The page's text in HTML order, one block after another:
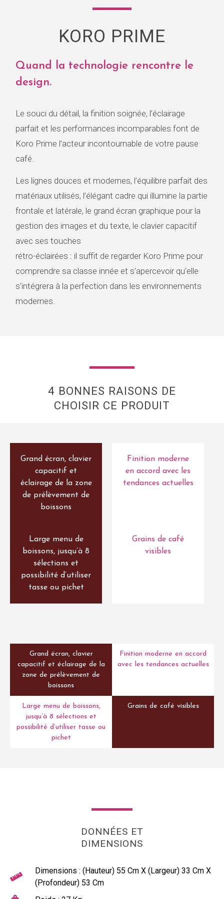
KORO PRIME
Quand la technologie rencontre le
design.
Le souci du détail, la finition soignée, l’éclairage
parfait et les performances incomparables font de
Koro Prime l’acteur incontournable de votre pause
café.
Les lignes douces et modernes, l’équilibre parfait des
matériaux utilisés, l’élégant cadre qui illumine la partie
frontale et latérale, le grand écran graphique pour la
gestion des images et du texte, le clavier capacitif
avec ses touches
rétro-éclairées : il suffit de regarder Koro Prime pour
comprendre sa classe innée et s’apercevoir qu’elle
s’intégrera à la perfection dans les environnements
modernes.
4 BONNES RAISONS DE
CHOISIR CE PRODUIT
Grand écran, clavier
capacitif et
éclairage de la zone
de prélèvement de
boissons
Finition moderne
en accord avec les
tendances actuelles
Large menu de
boissons, jusqu’à 8
sélections et
possibilité d’utiliser
tasse ou pichet
Grains de café
visibles
Grand écran, clavier
capacitif et éclairage de la
zone de prélèvement de
boissons
Finition moderne en accord
avec les tendances actuelles
Large menu de boissons,
jusqu’à 8 sélections et
possibilité d’utiliser tasse ou
pichet
Grains de café visibles
DONNÉES ET
DIMENSIONS
Dimensions : (Hauteur) 55 Cm X (Largeur) 33 Cm X
(Profondeur) 53 Cm